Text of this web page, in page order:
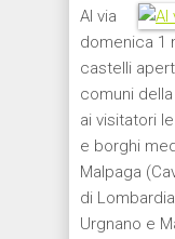
Al via
domenica 1
castelli
comuni
ai visitatori
e borghi
Malpaga
di
Urgnano e